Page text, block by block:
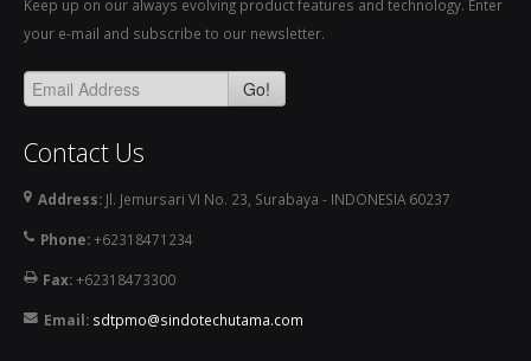
Keep up on our always evolving product features and technology. Enter
your e-mail and subscribe to our newsletter.
Go!
Contact Us
Address: Jl. Jemursari VI No. 23, Surabaya - INDONESIA 60237
Phone:+62318471234
Fax:+62318473300
Email: sdtpmo@sindotechutama.com